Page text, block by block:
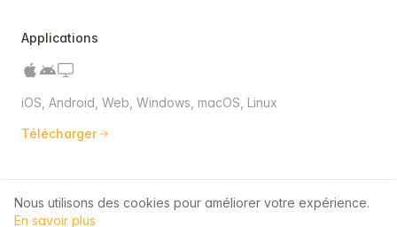
Applications
iOS, Android, Web, Windows, macOS, Linux
Télécharger
© 2026 QuickPaie. Tous droits réservés.
Nous utilisons des cookies pour améliorer votre expérience.
En savoir plus